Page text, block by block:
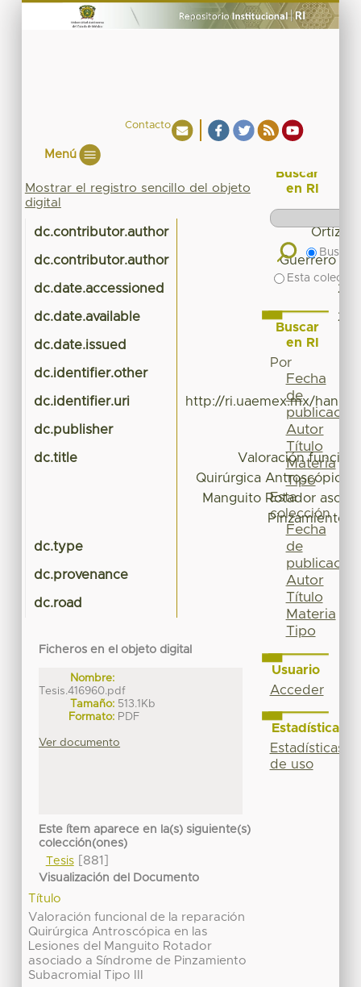
Contacto
Menú
Mostrar el registro sencillo del objeto
digital
dc.contributor.author Ortíz
dc.contributor.author Guerrero
dc.date.accessioned
dc.date.available
dc.date.issued
dc.identifier.other
dc.identifier.uri http://ri.uaemex.mx/
dc.publisher
dc.title
Valoración
Quirúrgica Antroscópica
Manguito Rotador
Pinzamiento
dc.type
dc.provenance
dc.road
Ficheros en el objeto digital
Nombre:
Tesis.416960.pdf
Tamaño: 513.1Kb
Formato: PDF
Ver documento
Este ítem aparece en la(s) siguiente(s)
colección(ones)
Tesis[881]
Visualización del Documento
Título
Valoración funcional de la reparación
Quirúrgica Antroscópica en las
Lesiones del Manguito Rotador
asociado a Síndrome de Pinzamiento
Subacromial Tipo III
Buscar
en RI
Buscar
Esta
Buscar
en RI
Por
Fecha
de
publicación
Autor
Título
Materia
Tipo
Esta
colección
Fecha
de
publicación
Autor
Título
Materia
Tipo
Usuario
Acceder
Estadísticas
Estadísticas
de uso